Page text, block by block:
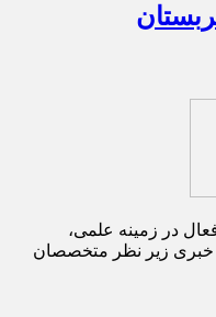
در زمینه علمی،
خبری زیر نظر متخصصان